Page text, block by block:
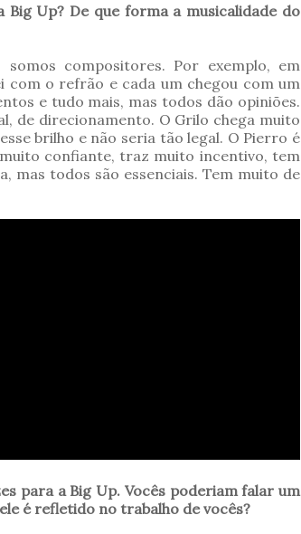
Up? De que forma a musicalidade do
compositores. Por exemplo, em
com o refrão e cada um chegou com um
e tudo mais, mas todos dão opiniões.
de direcionamento. O Grilo chega muito
brilho e não seria tão legal. O Pierro é
confiante, traz muito incentivo, tem
mas todos são essenciais. Tem muito de
para a Big Up. Vocês poderiam falar um
é refletido no trabalho de vocês?